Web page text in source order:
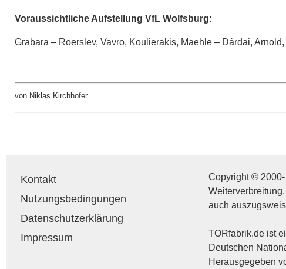
Voraussichtliche Aufstellung VfL Wolfsburg:
Grabara – Roerslev, Vavro, Koulierakis, Maehle – Dárdai,
von Niklas Kirchhofer
Kontakt
Nutzungsbedingungen
Datenschutzerklärung
Impressum
Copyright ©
Weiterverbreitung,
auch
TORfabrik.de ist
Deutschen
Herausgegeben